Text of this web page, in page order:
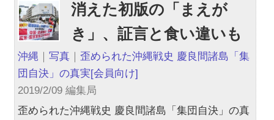
消えた初版の「まえが
き」、証言と食い違いも
沖縄 ｜写真 ｜歪められた沖縄戦史 慶良間諸島「集
団自決」の真実[会員向け]
2019/2/09 編集局
歪められた沖縄戦史 慶良間諸島「集団自決」の真